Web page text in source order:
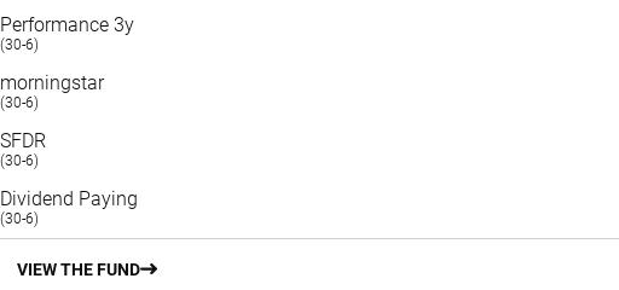
Performance 3y
(30-6)
morningstar
(30-6)
SFDR
(30-6)
Dividend Paying
(30-6)
VIEW THE FUND